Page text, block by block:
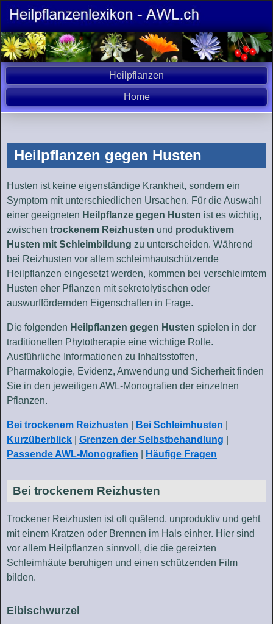
Heilpflanzen
Home
Heilpflanzen gegen Husten
Husten ist keine eigenständige Krankheit, sondern ein
Symptom mit unterschiedlichen Ursachen. Für die Auswahl
einer geeigneten Heilpflanze gegen Husten ist es wichtig,
zwischen trockenem Reizhusten und produktivem
Husten mit Schleimbildung zu unterscheiden. Während
bei Reizhusten vor allem schleimhautschützende
Heilpflanzen eingesetzt werden, kommen bei verschleimtem
Husten eher Pflanzen mit sekretolytischen oder
auswurffördernden Eigenschaften in Frage.
Die folgenden Heilpflanzen gegen Husten spielen in der
traditionellen Phytotherapie eine wichtige Rolle.
Ausführliche Informationen zu Inhaltsstoffen,
Pharmakologie, Evidenz, Anwendung und Sicherheit finden
Sie in den jeweiligen AWL-Monografien der einzelnen
Pflanzen.
Bei trockenem Reizhusten Bei Schleimhusten
Kurzüberblick
Grenzen der Selbstbehandlung
Passende AWL-Monografien
Häufige Fragen
Bei trockenem Reizhusten
Trockener Reizhusten ist oft quälend, unproduktiv und geht
mit einem Kratzen oder Brennen im Hals einher. Hier sind
vor allem Heilpflanzen sinnvoll, die die gereizten
Schleimhäute beruhigen und einen schützenden Film
bilden.
Eibischwurzel